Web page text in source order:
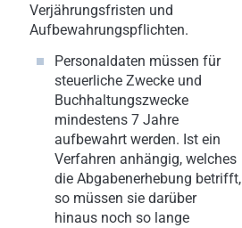
Verjährungsfristen und
Aufbewahrungspflichten.
Personaldaten müssen für
steuerliche Zwecke und
Buchhaltungszwecke
mindestens 7 Jahre
aufbewahrt werden. Ist ein
Verfahren anhängig, welches
die Abgabenerhebung betrifft,
so müssen sie darüber
hinaus noch so lange